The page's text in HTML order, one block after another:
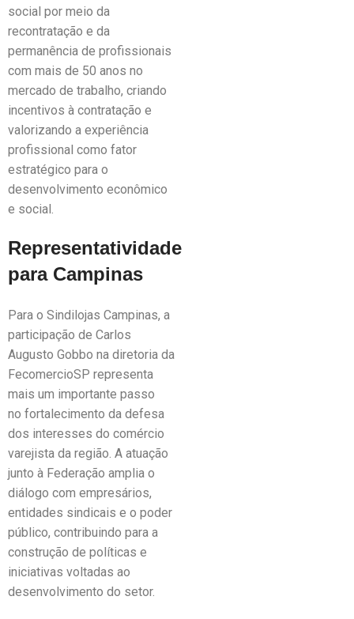
social por meio da
recontratação e da
permanência de profissionais
com mais de 50 anos no
mercado de trabalho, criando
incentivos à contratação e
valorizando a experiência
profissional como fator
estratégico para o
desenvolvimento econômico
e social.
Representatividade
para Campinas
Para o Sindilojas Campinas, a
participação de Carlos
Augusto Gobbo na diretoria da
FecomercioSP representa
mais um importante passo
no fortalecimento da defesa
dos interesses do comércio
varejista da região. A atuação
junto à Federação amplia o
diálogo com empresários,
entidades sindicais e o poder
público, contribuindo para a
construção de políticas e
iniciativas voltadas ao
desenvolvimento do setor.